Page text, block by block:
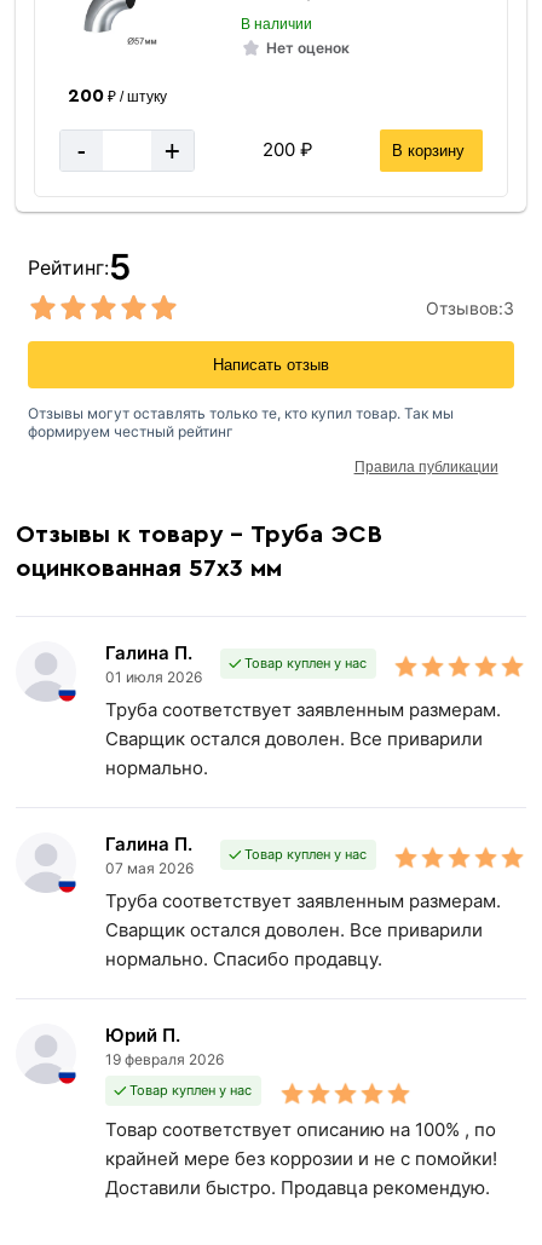
В наличии
Нет оценок
200₽ / штуку
- + 200 ₽ В корзину
Отзывы к товару - Труба ЭСВ
оцинкованная 57х3 мм
Галина П.
01 июля 2026
Товар куплен у нас
Труба соответствует заявленным размерам.
Сварщик остался доволен. Все приварили
нормально.
Галина П.
07 мая 2026
Товар куплен у нас
Труба соответствует заявленным размерам.
Сварщик остался доволен. Все приварили
нормально. Спасибо продавцу.
Юрий П.
19 февраля 2026
Товар куплен у нас
Товар соответствует описанию на 100% , по
крайней мере без коррозии и не с помойки!
Доставили быстро. Продавца рекомендую.
Рейтинг:5
Отзывов:3
Написать отзыв
Отзывы могут оставлять только те, кто купил товар. Так мы
формируем честный рейтинг
Правила публикации